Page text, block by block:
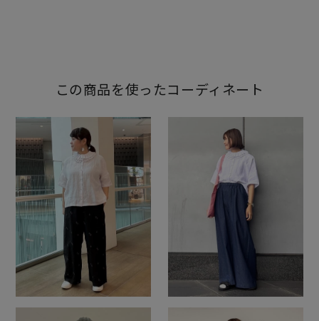
この商品を使ったコーディネート